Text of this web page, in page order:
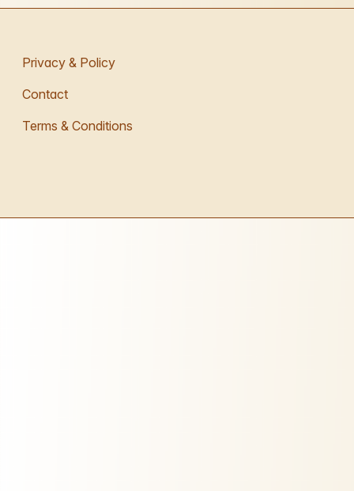
Privacy & Policy
Contact
Terms & Conditions